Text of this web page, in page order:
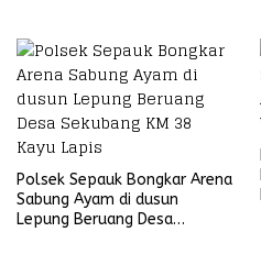
Polsek Sepauk Bongkar Arena
Sabung Ayam di dusun
Lepung Beruang Desa